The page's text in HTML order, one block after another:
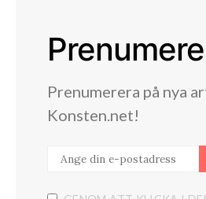
Prenumerera på nya
Konsten.net!